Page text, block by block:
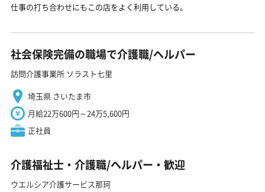
仕事の打ち合わせにもこの店をよく利用している。
社会保険完備の職場で介護職/ヘルパー
訪問介護事業所 ソラスト七里
埼玉県 さいたま市
月給22万600円～24万5,600円
正社員
介護福祉士・介護職/ヘルパー・歓迎
ウエルシア介護サービス那珂